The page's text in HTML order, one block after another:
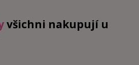
všichni nakupují u